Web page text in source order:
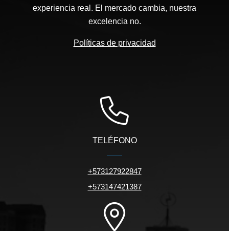
experiencia real. El mercado cambia, nuestra
excelencia no.
Políticas de privacidad
TELÉFONO
+573127922847
+573147421387